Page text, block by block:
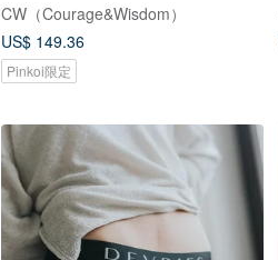
CW（Courage&Wisdom）
US$ 149.36
Pinkoi限定